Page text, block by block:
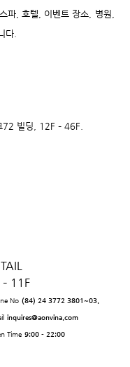
파, 호텔, 이벤트 장소, 병원,
다.
72 빌딩, 12F – 46F.
– 11F
No (84) 24 3772 3801~03.
inquires@aonvina.com
Time 9:00 - 22:00